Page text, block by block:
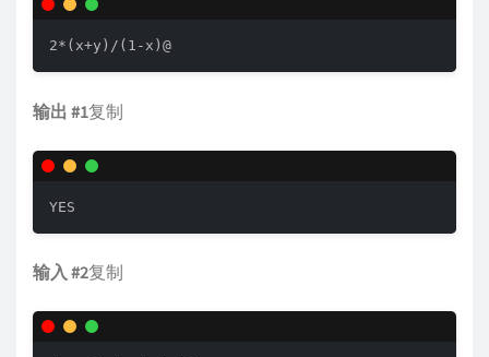
2*(x+y)/(1-x)@
输出 #1复制
YES
输入 #2复制